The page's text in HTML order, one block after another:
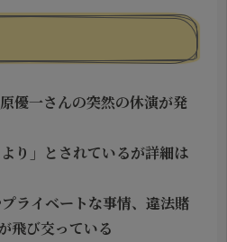
優一さんの突然の休演が発
り」とされているが詳細は
ライベートな事情、違法賭
飛び交っている